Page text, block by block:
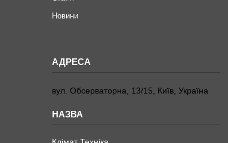
Новини
вул. Обсерваторна, 13/15, Київ, Україна